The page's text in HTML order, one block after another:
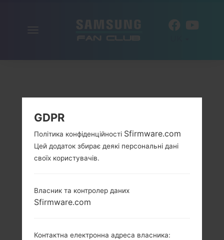
GDPR
Політика конфіденційності Sfirmware.com
Цей додаток збирає деякі персональні дані
своїх користувачів.
Власник та контролер даних
Sfirmware.com
Контактна електронна адреса власника: